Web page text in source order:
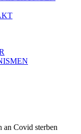
an Covid sterben